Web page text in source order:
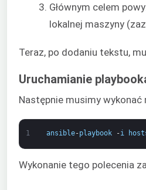
Głównym celem
lokalnej maszyny
Teraz, po dodaniu tekstu,
Uruchamianie
Następnie musimy
1 ansible-playbook -i
Wykonanie tego polecenia